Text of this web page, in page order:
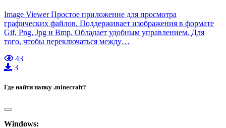
Image Viewer Простое приложение для просмотра
графических файлов. Поддерживает изображения в формате
Gif, Png, Jpg и Bmp. Обладает удобным управлением. Для
того, чтобы переключаться между…
43
3
Где найти папку .minecraft?
Windows: